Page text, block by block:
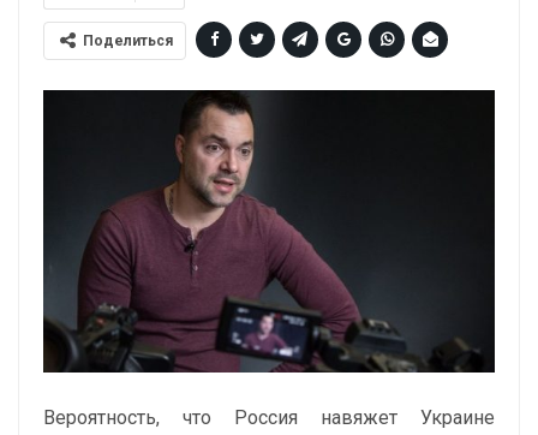
Поделиться
Вероятность, что Россия навяжет Украине